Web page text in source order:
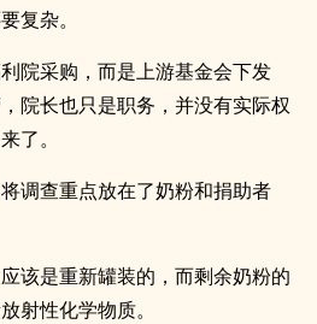
复杂。
院采购，而是上游基金会下发
院长也只是职务，并没有实际权
了。
调查重点放在了奶粉和捐助者
该是重新罐装的，而剩余奶粉的
射性化学物质。